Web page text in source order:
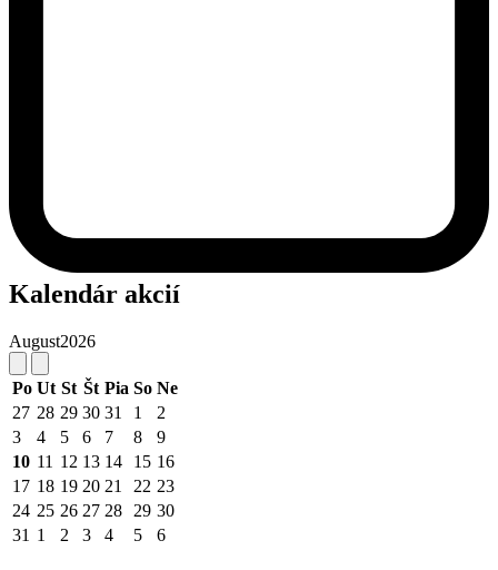
Kalendár akcií
August2026
Po Ut St Št Pia So Ne
27 28 29 30 31 1
2
3
4 5 6 7 8
9
10 11 12 13 14 15 16
17 18 19 20 21 22 23
24 25 26 27 28 29 30
31 1 2 3 4 5 6